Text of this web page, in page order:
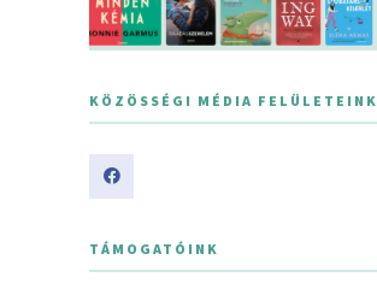
KÖZÖSSÉGI MÉDIA FELÜLETEINK
TÁMOGATÓINK